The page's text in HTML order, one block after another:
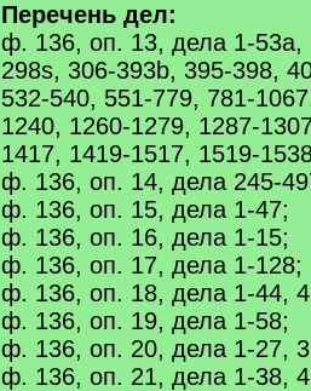
Перечень дел:
ф. 136, оп. 13, дела 1-53a,
298s, 306-393b, 395-398,
532-540, 551-779, 781-
1240, 1260-1279, 1287-
1417, 1419-1517, 1519-
ф. 136, оп. 14, дела 245-
ф. 136, оп. 15, дела 1-47;
ф. 136, оп. 16, дела 1-15;
ф. 136, оп. 17, дела 1-128;
ф. 136, оп. 18, дела 1-44,
ф. 136, оп. 19, дела 1-58;
ф. 136, оп. 20, дела 1-27,
ф. 136, оп. 21, дела 1-38,